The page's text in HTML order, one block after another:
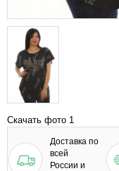
Скачать фото 1
Доставка по
всей
России и